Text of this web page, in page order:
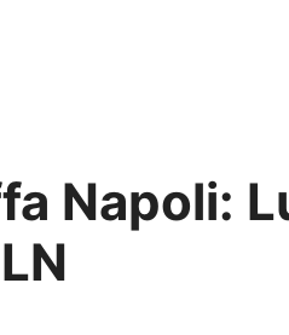
Napoli: